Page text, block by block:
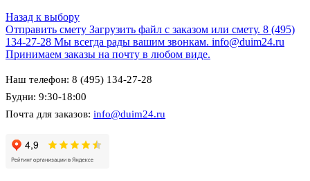
Назад к выбору
Отправить смету Загрузить файл с заказом или смету. 8 (495)
134-27-28 Мы всегда рады вашим звонкам. info@duim24.ru
Принимаем заказы на почту в любом виде.
Наш телефон: 8 (495) 134-27-28
Будни: 9:30-18:00
Почта для заказов: info@duim24.ru